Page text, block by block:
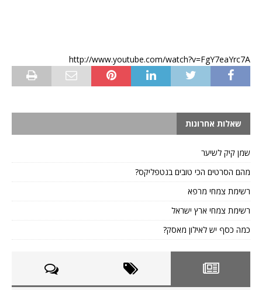
http://www.youtube.com/watch?v=FgY7eaYrc7A
שאלות אחרונות
שמן קיק לשיער
מהם הסרטים הכי טובים בנטפליקס?
רשימת צמחי מרפא
רשימת צמחי ארץ ישראל
כמה כסף יש לאילון מאסק?